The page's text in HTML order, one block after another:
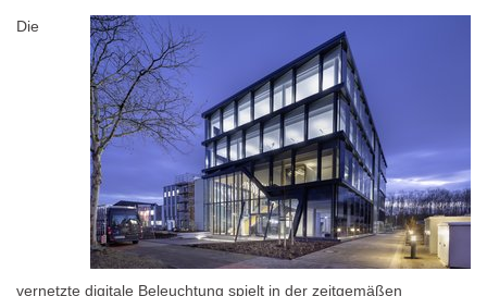
Die
vernetzte digitale Beleuchtung spielt in der zeitgemäßen